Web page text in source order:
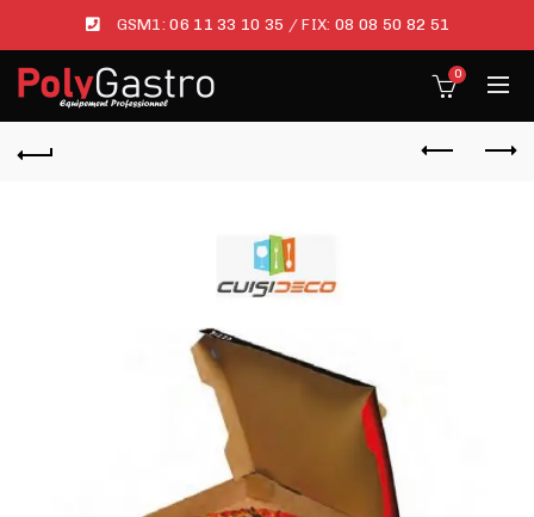
GSM1:06 11 33 10 35 / FIX: 08 08 50 82 51
0